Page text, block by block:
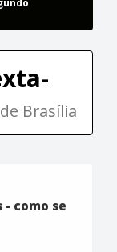
Brasília
- como se